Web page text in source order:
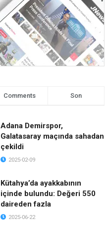
Comments Son
Adana Demirspor,
Galatasaray maçında sahadan
çekildi
2025-02-09
Kütahya’da ayakkabının
içinde bulundu: Değeri 550
daireden fazla
2025-06-22